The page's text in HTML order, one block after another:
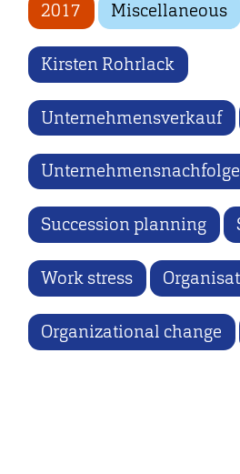
2017 Miscellaneous
Kirsten Rohrlack
Unternehmensverkauf
Unternehmensnachfolge
Succession planning
Work stress
Organizational change